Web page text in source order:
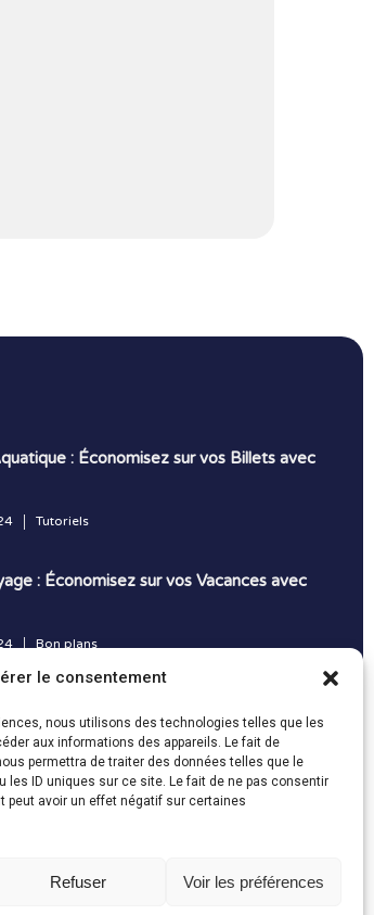
le consentement
nous utilisons des technologies telles que les
aux informations des appareils. Le fait de
permettra de traiter des données telles que le
les ID uniques sur ce site. Le fait de ne pas consentir
peut avoir un effet négatif sur certaines
Refuser Voir les préférences
: Économisez sur vos Billets avec
Tutoriels
: Économisez sur vos Vacances avec
Bon plans
avec le